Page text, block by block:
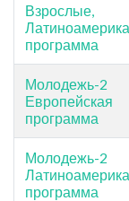
Взрослые,
программа
Молодежь-2
Европейская
программа
Молодежь-2
программа